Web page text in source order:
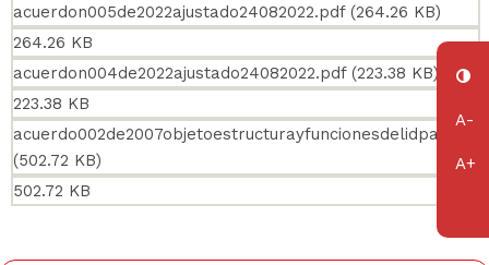
acuerdon005de2022ajustado24082022.pdf (264.26 KB)
264.26 KB
acuerdon004de2022ajustado24082022.pdf (223.38 KB)
223.38 KB
acuerdo002de2007objetoestructurayfuncionesdelidpac.pdf
(502.72 KB)
502.72 KB